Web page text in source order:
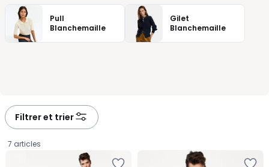
consultés
Pull
Blanchemaille
Gilet
Blanchemaille
Filtrer et trier
7 articles